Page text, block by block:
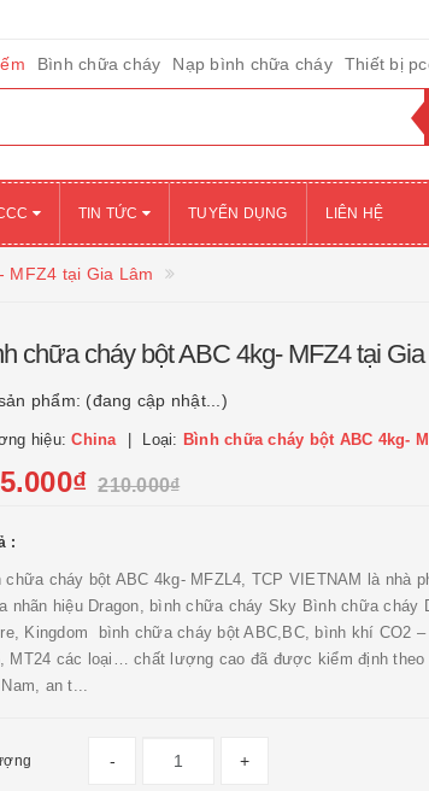
Bình chữa cháy Nạp bình chữa cháy Thiết bị
TIN TỨC TUYỂN DỤNG LIÊN HỆ
MFZ4 tại Gia Lâm
chữa cháy bột ABC 4kg- MFZ4 tại
phẩm: (đang cập nhật...)
hiệu:China Loại: Bình chữa cháy bột ABC 4kg-
210.000₫
:
chữa cháy bột ABC 4kg- MFZL4, TCP VIETNAM là nhà
nhãn hiệu Dragon, bình chữa cháy Sky Bình chữa cháy
Kingdom bình chữa cháy bột ABC,BC, bình khí CO2 –
MT24 các loại… chất lượng cao đã được kiểm định theo
an t...
- +